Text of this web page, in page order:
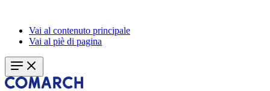
Vai al contenuto principale
Vai al piè di pagina